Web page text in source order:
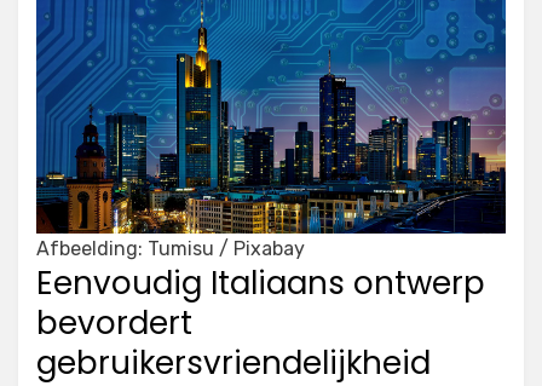
Afbeelding: Tumisu / Pixabay
Eenvoudig Italiaans ontwerp
bevordert
gebruikersvriendelijkheid